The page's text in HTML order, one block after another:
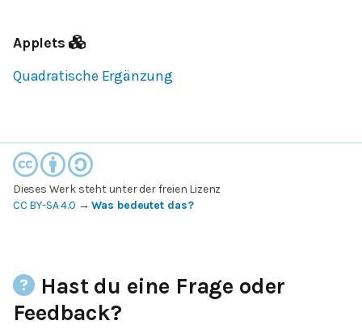
Applets
Quadratische Ergänzung
Dieses Werk steht unter der freien Lizenz
CC BY-SA 4.0 →Was bedeutet das?
Hast du eine Frage oder
Feedback?